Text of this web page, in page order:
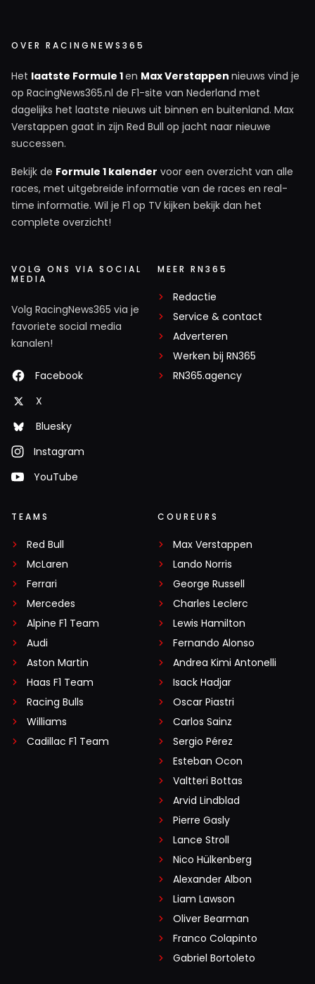
OVER RACINGNEWS365
Het laatste Formule 1en Max Verstappen nieuws vind je
op RacingNews365.nl de F1-site van Nederland met
dagelijks het laatste nieuws uit binnen en buitenland. Max
Verstappen gaat in zijn Red Bull op jacht naar nieuwe
successen.
Bekijk de Formule 1 kalender voor een overzicht van alle
races, met uitgebreide informatie van de races en real-
time informatie. Wil je F1 op TV kijken bekijk dan het
complete overzicht!
VOLG ONS VIA SOCIAL
MEDIA
Volg RacingNews365 via je
favoriete social media
kanalen!
Facebook
X
Bluesky
Instagram
YouTube
MEER RN365
Redactie
Service & contact
Adverteren
Werken bij RN365
RN365.agency
TEAMS
Red Bull
McLaren
Ferrari
Mercedes
Alpine F1 Team
Audi
Aston Martin
Haas F1 Team
Racing Bulls
Williams
Cadillac F1 Team
COUREURS
Max Verstappen
Lando Norris
George Russell
Charles Leclerc
Lewis Hamilton
Fernando Alonso
Andrea Kimi Antonelli
Isack Hadjar
Oscar Piastri
Carlos Sainz
Sergio Pérez
Esteban Ocon
Valtteri Bottas
Arvid Lindblad
Pierre Gasly
Lance Stroll
Nico Hülkenberg
Alexander Albon
Liam Lawson
Oliver Bearman
Franco Colapinto
Gabriel Bortoleto